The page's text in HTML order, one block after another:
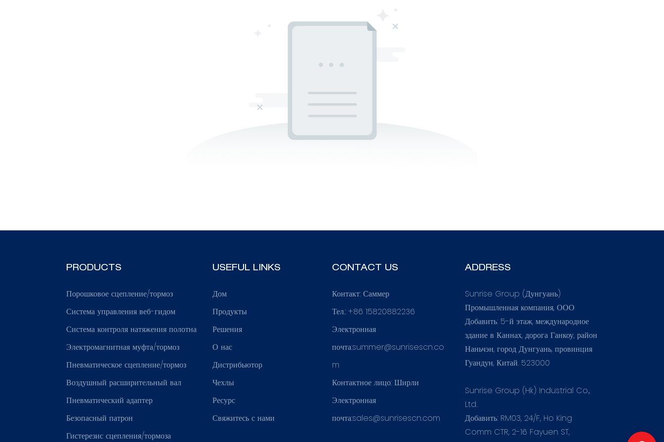
PRODUCTS
Порошковое сцепление/тормоз
Система управления веб-гидом
Система контроля натяжения полотна
Электромагнитная муфта/тормоз
Пневматическое сцепление/тормоз
Воздушный расширительный вал
Пневматический адаптер
Безопасный патрон
Гистерезис сцепления/тормоза
USEFUL LINKS
Дом
Продукты
Решения
О нас
Дистрибьютор
Чехлы
Ресурс
Свяжитесь с нами
CONTACT US
Контакт: Саммер
Тел.: +86 15820882236
Электронная
почта:summer@sunrisescn.co
m
Контактное лицо: Ширли
Электронная
почта:sales@sunrisescn.com
ADDRESS
Sunrise Group (Дунгуань)
Промышленная компания, ООО
Добавить: 5-й этаж, международное
здание в Каннах, дорога Ганкоу, район
Наньчэн, город Дунгуань, провинция
Гуандун, Китай. 523000
Sunrise Group (Hk) Industrial Co.,
Ltd.
Добавить: RM03, 24/F, Ho King
Comm CTR, 2-16 Fayuen ST,